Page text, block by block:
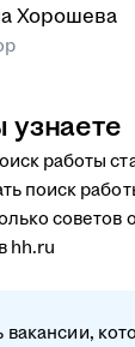
Хорошева
узнаете
работы
поиск
советов
hh.ru
вакансии,